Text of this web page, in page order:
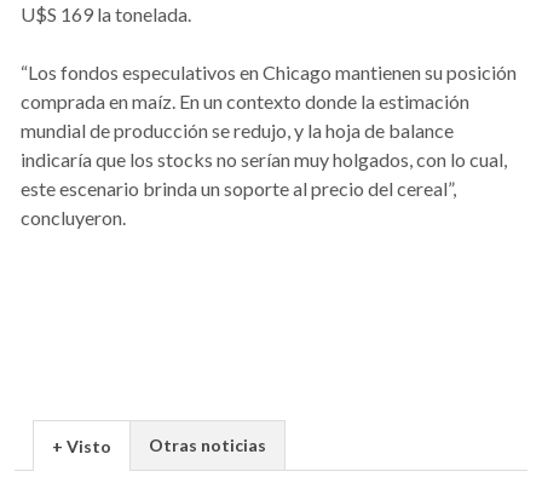
U$S 169 la tonelada.
“Los fondos especulativos en Chicago mantienen su posición
comprada en maíz. En un contexto donde la estimación
mundial de producción se redujo, y la hoja de balance
indicaría que los stocks no serían muy holgados, con lo cual,
este escenario brinda un soporte al precio del cereal”,
concluyeron.
+ Visto Otras noticias